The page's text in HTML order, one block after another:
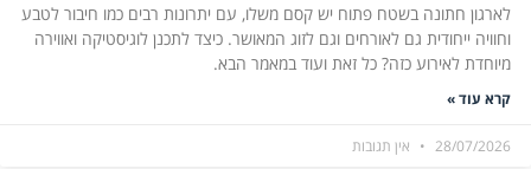
לארגון חתונה בשטח פתוח יש קסם משלו, עם יתרונות רבים כמו חיבור לטבע
וחוויה ייחודית גם לאורחים וגם לזוג המאושר. כיצד לתכנן לוגיסטיקה ואווירה
מיוחדת לאירוע כזה? כל זאת ועוד במאמר הבא.
קרא עוד »
28/07/2026 אין תגובות